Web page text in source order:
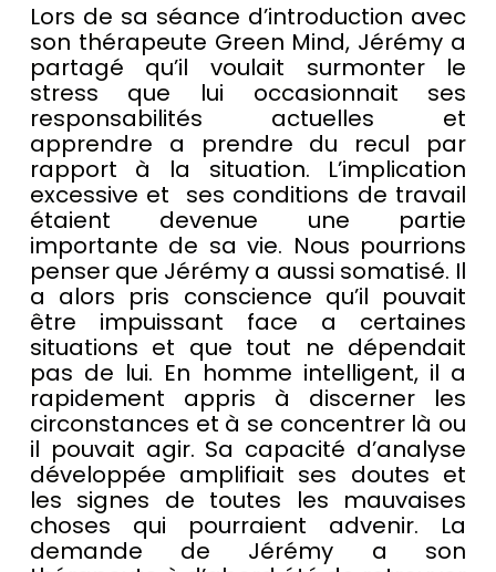
Lors de sa séance d’introduction avec
son thérapeute Green Mind, Jérémy a
partagé qu’il voulait surmonter le
stress que lui occasionnait ses
responsabilités actuelles et
apprendre a prendre du recul par
rapport à la situation. L’implication
excessive et ses conditions de travail
étaient devenue une partie
importante de sa vie. Nous pourrions
penser que Jérémy a aussi somatisé. Il
a alors pris conscience qu’il pouvait
être impuissant face a certaines
situations et que tout ne dépendait
pas de lui. En homme intelligent, il a
rapidement appris à discerner les
circonstances et à se concentrer là ou
il pouvait agir. Sa capacité d’analyse
développée amplifiait ses doutes et
les signes de toutes les mauvaises
choses qui pourraient advenir. La
demande de Jérémy a son